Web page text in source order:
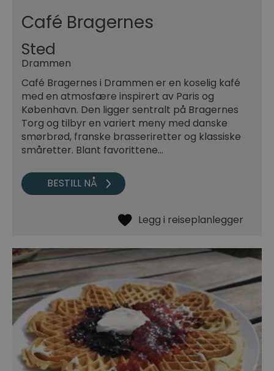
Café Bragernes
Sted
Drammen
Café Bragernes i Drammen er en koselig kafé
med en atmosfære inspirert av Paris og
København. Den ligger sentralt på Bragernes
Torg og tilbyr en variert meny med danske
smørbrød, franske brasseriretter og klassiske
småretter. Blant favorittene…